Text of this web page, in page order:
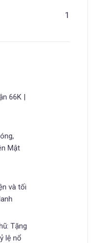
1
66K |
Mật
và tối
Tặng
lệ nổ